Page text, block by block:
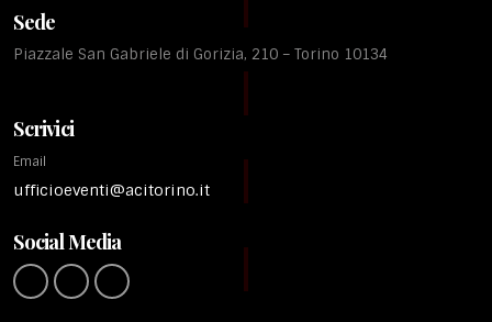
Sede
Piazzale San Gabriele di Gorizia, 210 – Torino 10134
Scrivici
Email
ufficioeventi@acitorino.it
Social Media